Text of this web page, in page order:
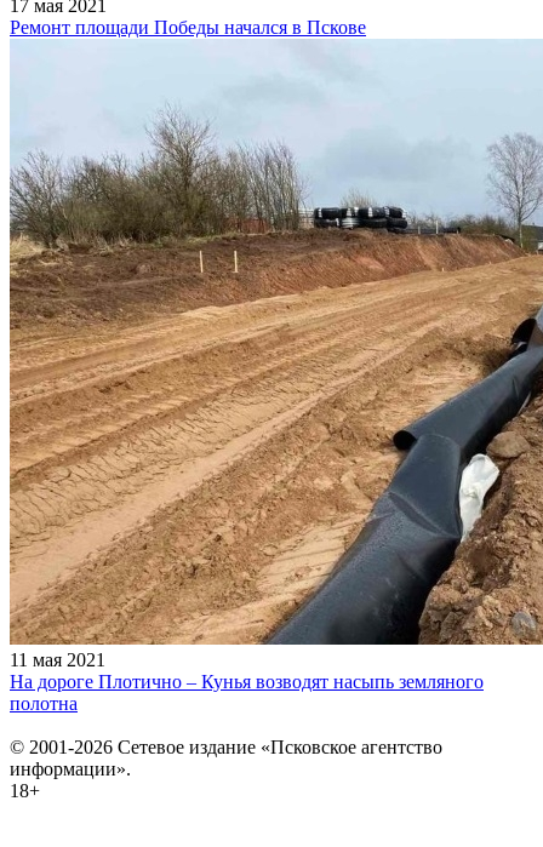
17 мая 2021
Ремонт площади Победы начался в Пскове
11 мая 2021
На дороге Плотично – Кунья возводят насыпь земляного
полотна
© 2001-2026 Сетевое издание «Псковское агентство
информации».
18+